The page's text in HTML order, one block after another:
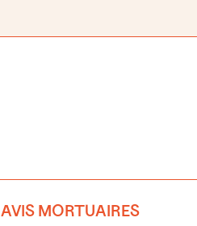
AVIS MORTUAIRES